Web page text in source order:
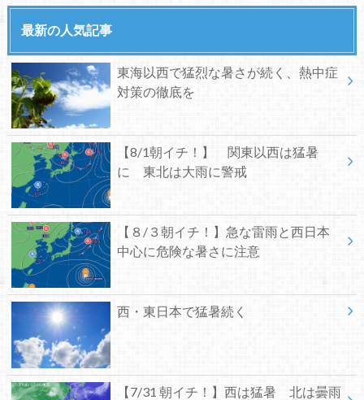
最新の人気記事
東海以西で猛烈な暑さが続く、熱中症
対策の徹底を
【8/1朝イチ！】 関東以西は猛暑
に 東北は大雨に警戒
【８/３朝イチ！】急な雷雨と西日本
中心に危険な暑さに注意
西・東日本で猛暑続く
【7/31 朝イチ！】西は猛暑 北は曇雨